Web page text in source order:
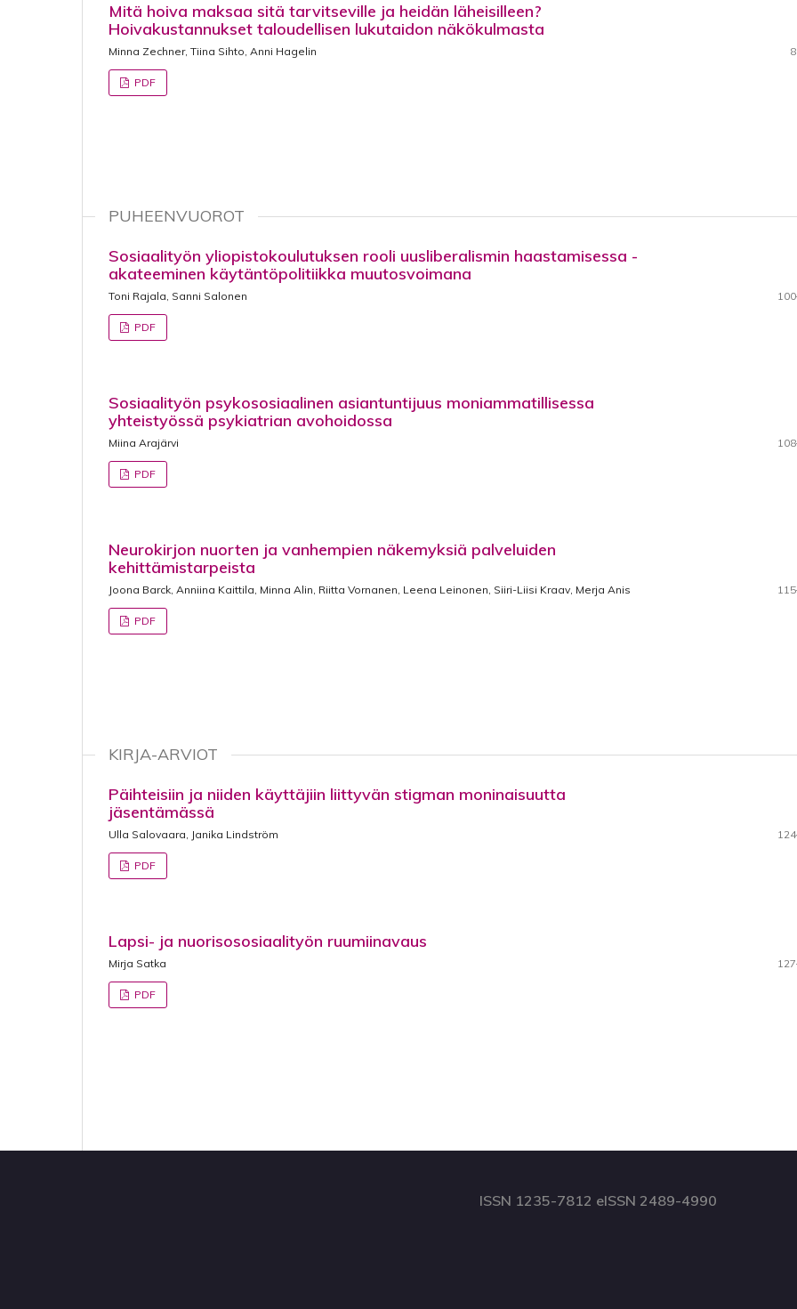
Mitä hoiva maksaa sitä tarvitseville ja heidän läheisilleen?
Hoivakustannukset taloudellisen lukutaidon näkökulmasta
Minna Zechner, Tiina Sihto, Anni Hagelin
PDF
PUHEENVUOROT
Sosiaalityön yliopistokoulutuksen rooli uusliberalismin haastamisessa -
akateeminen käytäntöpolitiikka muutosvoimana
Toni Rajala, Sanni Salonen
PDF
Sosiaalityön psykososiaalinen asiantuntijuus moniammatillisessa
yhteistyössä psykiatrian avohoidossa
Miina Arajärvi
PDF
Neurokirjon nuorten ja vanhempien näkemyksiä palveluiden
kehittämistarpeista
Joona Barck, Anniina Kaittila, Minna Alin, Riitta Vornanen, Leena Leinonen, Siiri-Liisi Kraav, Merja Anis
PDF
KIRJA-ARVIOT
Päihteisiin ja niiden käyttäjiin liittyvän stigman moninaisuutta
jäsentämässä
Ulla Salovaara, Janika Lindström
PDF
Lapsi- ja nuorisososiaalityön ruumiinavaus
Mirja Satka
PDF
ISSN 1235-7812 eISSN 2489-4990